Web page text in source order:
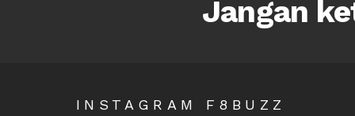
Jangan
INSTAGRAM F8BUZZ